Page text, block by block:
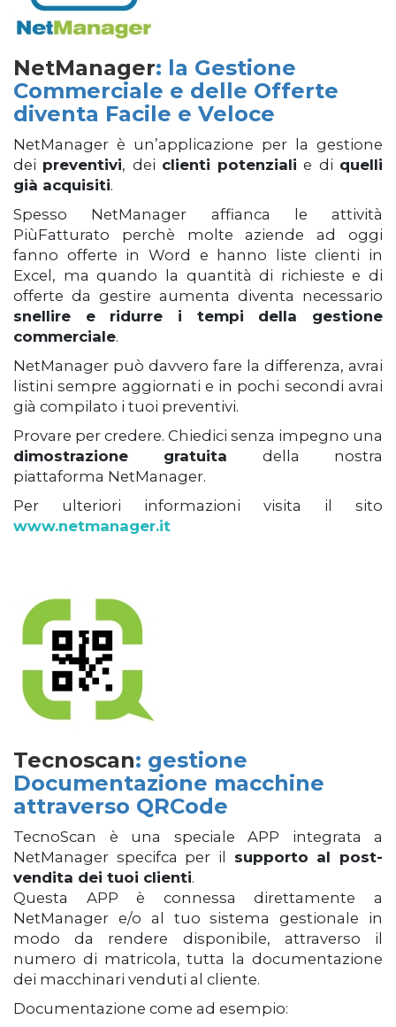
NetManager: la Gestione
Commerciale e delle Offerte
diventa Facile e Veloce
NetManager è un’applicazione per la gestione
dei preventivi, dei clienti potenziali e di quelli
già acquisiti.
Spesso NetManager affianca le attività
PiùFatturato perchè molte aziende ad oggi
fanno offerte in Word e hanno liste clienti in
Excel, ma quando la quantità di richieste e di
offerte da gestire aumenta diventa necessario
snellire e ridurre i tempi della gestione
commerciale.
NetManager può davvero fare la differenza, avrai
listini sempre aggiornati e in pochi secondi avrai
già compilato i tuoi preventivi.
Provare per credere. Chiedici senza impegno una
dimostrazione gratuita della nostra
piattaforma NetManager.
Per ulteriori informazioni visita il sito
www.netmanager.it
Tecnoscan: gestione
Documentazione macchine
attraverso QRCode
TecnoScan è una speciale APP integrata a
NetManager specifca per il supporto al post-
vendita dei tuoi clienti.
Questa APP è connessa direttamente a
NetManager e/o al tuo sistema gestionale in
modo da rendere disponibile, attraverso il
numero di matricola, tutta la documentazione
dei macchinari venduti al cliente.
Documentazione come ad esempio: